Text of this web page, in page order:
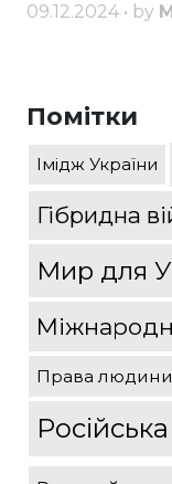
09.12.2024 • by
Помітки
Імідж України
Гібридна
Мир для
Права людини